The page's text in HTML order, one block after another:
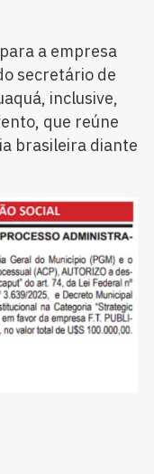
a empresa
secretário de
inclusive,
que reúne
brasileira diante